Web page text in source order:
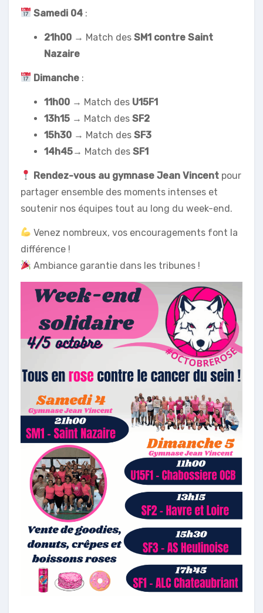
Samedi 04 :
21h00 → Match des SM1 contre Saint
Nazaire
Dimanche :
11h00 → Match des U15F1
13h15 → Match des SF2
15h30 → Match des SF3
14h45→ Match des SF1
Rendez-vous au gymnase Jean Vincent pour
partager ensemble des moments intenses et
soutenir nos équipes tout au long du week-end.
Venez nombreux, vos encouragements font la
différence !
Ambiance garantie dans les tribunes !